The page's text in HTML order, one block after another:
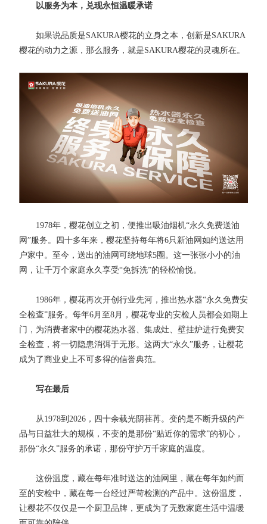
以服务为本，兑现永恒温暖承诺
如果说品质是SAKURA樱花的立身之本，创新是SAKURA
樱花的动力之源，那么服务，就是SAKURA樱花的灵魂所在。
1978年，樱花创立之初，便推出吸油烟机“永久免费送油
网”服务。四十多年来，樱花坚持每年将6只新油网如约送达用
户家中。至今，送出的油网可绕地球5圈。这一张张小小的油
网，让千万个家庭永久享受“免拆洗”的轻松愉悦。
1986年，樱花再次开创行业先河，推出热水器“永久免费安
全检查”服务。每年6月至8月，樱花专业的安检人员都会如期上
门，为消费者家中的樱花热水器、集成灶、壁挂炉进行免费安
全检查，将一切隐患消弭于无形。这两大“永久”服务，让樱花
成为了商业史上不可多得的信誉典范。
写在最后
从1978到2026，四十余载光阴荏苒。变的是不断升级的产
品与日益壮大的规模，不变的是那份“贴近你的需求”的初心，
那份“永久”服务的承诺，那份守护万千家庭的温度。
这份温度，藏在每年准时送达的油网里，藏在每年如约而
至的安检中，藏在每一台经过严苛检测的产品中。这份温度，
让樱花不仅仅是一个厨卫品牌，更成为了无数家庭生活中温暖